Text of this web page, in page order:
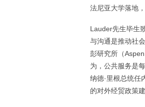
法尼亚大学落地
Lauder先生毕生
与沟通是推动社
彭研究所（
为，公共服务是
纳德·里根总统任
的对外经贸政策建